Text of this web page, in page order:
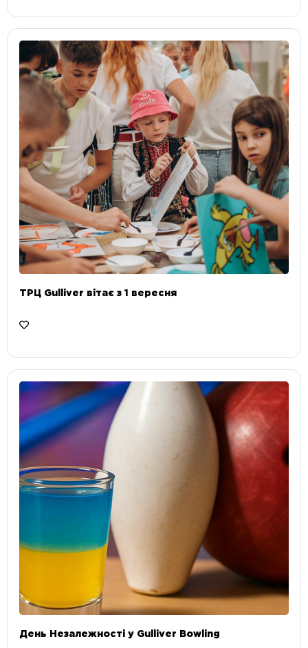
ТРЦ Gulliver вітає з 1 вересня
День Незалежності у Gulliver Bowling